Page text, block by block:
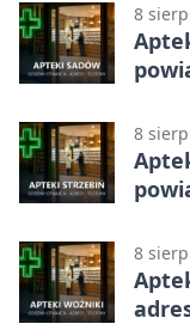
8
8
8